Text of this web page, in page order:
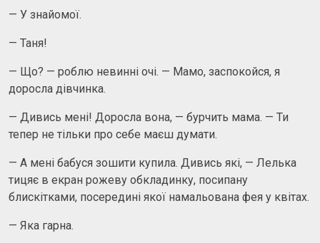
— У знайомої.
— Таня!
— Що? — роблю невинні очі. — Мамо, заспокойся, я
доросла дівчинка.
— Дивись мені! Доросла вона, — бурчить мама. — Ти
тепер не тільки про себе маєш думати.
— А мені бабуся зошити купила. Дивись які, — Лелька
тицяє в екран рожеву обкладинку, посипану
блискітками, посередині якої намальована фея у квітах.
— Яка гарна.